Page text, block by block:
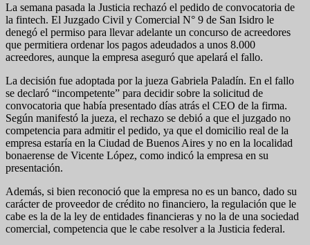
La semana pasada la Justicia rechazó el pedido de convocatoria de
la fintech. El Juzgado Civil y Comercial N° 9 de San Isidro le
denegó el permiso para llevar adelante un concurso de acreedores
que permitiera ordenar los pagos adeudados a unos 8.000
acreedores, aunque la empresa aseguró que apelará el fallo.
La decisión fue adoptada por la jueza Gabriela Paladín. En el fallo
se declaró “incompetente” para decidir sobre la solicitud de
convocatoria que había presentado días atrás el CEO de la firma.
Según manifestó la jueza, el rechazo se debió a que el juzgado no
competencia para admitir el pedido, ya que el domicilio real de la
empresa estaría en la Ciudad de Buenos Aires y no en la localidad
bonaerense de Vicente López, como indicó la empresa en su
presentación.
Además, si bien reconoció que la empresa no es un banco, dado su
carácter de proveedor de crédito no financiero, la regulación que le
cabe es la de la ley de entidades financieras y no la de una sociedad
comercial, competencia que le cabe resolver a la Justicia federal.